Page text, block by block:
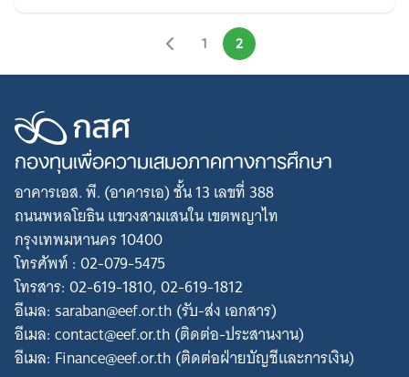
1 2
กองทุนเพื่อความเสมอภาคทางการศึกษา
อาคารเอส. พี. (อาคารเอ) ชั้น 13 เลขที่ 388
ถนนพหลโยธิน แขวงสามเสนใน เขตพญาไท
กรุงเทพมหานคร 10400
โทรศัพท์ : 02-079-5475
โทรสาร: 02-619-1810, 02-619-1812
อีเมล: saraban@eef.or.th (รับ-ส่ง เอกสาร)
อีเมล: contact@eef.or.th (ติดต่อ-ประสานงาน)
อีเมล: Finance@eef.or.th (ติดต่อฝ่ายบัญชีและการเงิน)